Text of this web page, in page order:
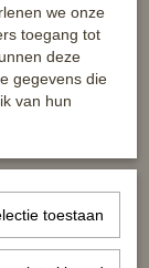
prijs!
we onze
toegang tot
deze
gegevens die
van hun
toestaan